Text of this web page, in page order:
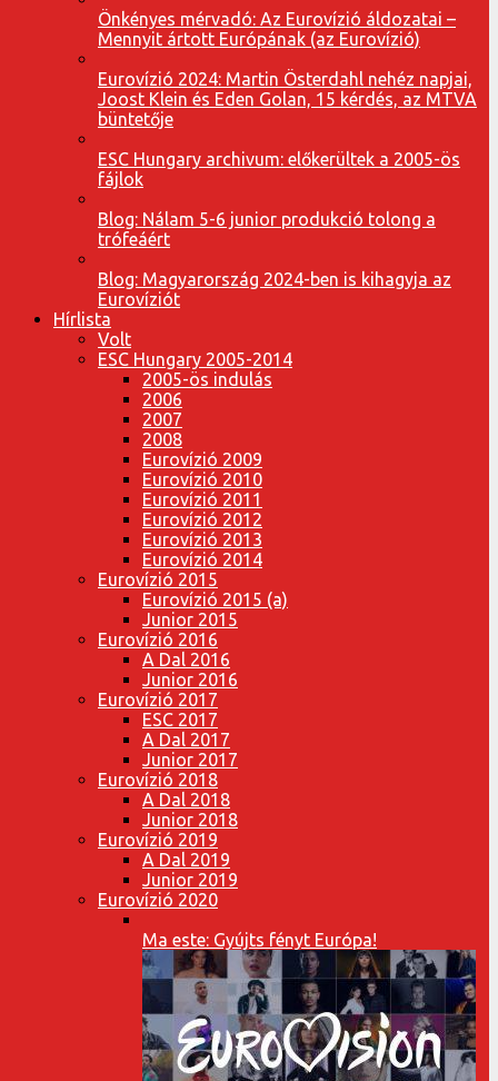
Önkényes mérvadó: Az Eurovízió áldozatai –
Mennyit ártott Európának (az Eurovízió)
Eurovízió 2024: Martin Österdahl nehéz napjai,
Joost Klein és Eden Golan, 15 kérdés, az MTVA
büntetője
ESC Hungary archivum: előkerültek a 2005-ös
fájlok
Blog: Nálam 5-6 junior produkció tolong a
trófeáért
Blog: Magyarország 2024-ben is kihagyja az
Eurovíziót
Hírlista
Volt
ESC Hungary 2005-2014
2005-ös indulás
2006
2007
2008
Eurovízió 2009
Eurovízió 2010
Eurovízió 2011
Eurovízió 2012
Eurovízió 2013
Eurovízió 2014
Eurovízió 2015
Eurovízió 2015 (a)
Junior 2015
Eurovízió 2016
A Dal 2016
Junior 2016
Eurovízió 2017
ESC 2017
A Dal 2017
Junior 2017
Eurovízió 2018
A Dal 2018
Junior 2018
Eurovízió 2019
A Dal 2019
Junior 2019
Eurovízió 2020
Ma este: Gyújts fényt Európa!